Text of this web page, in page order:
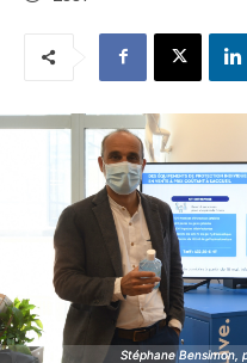
Stéphane Bensimon,
Stéphane Bensimon,